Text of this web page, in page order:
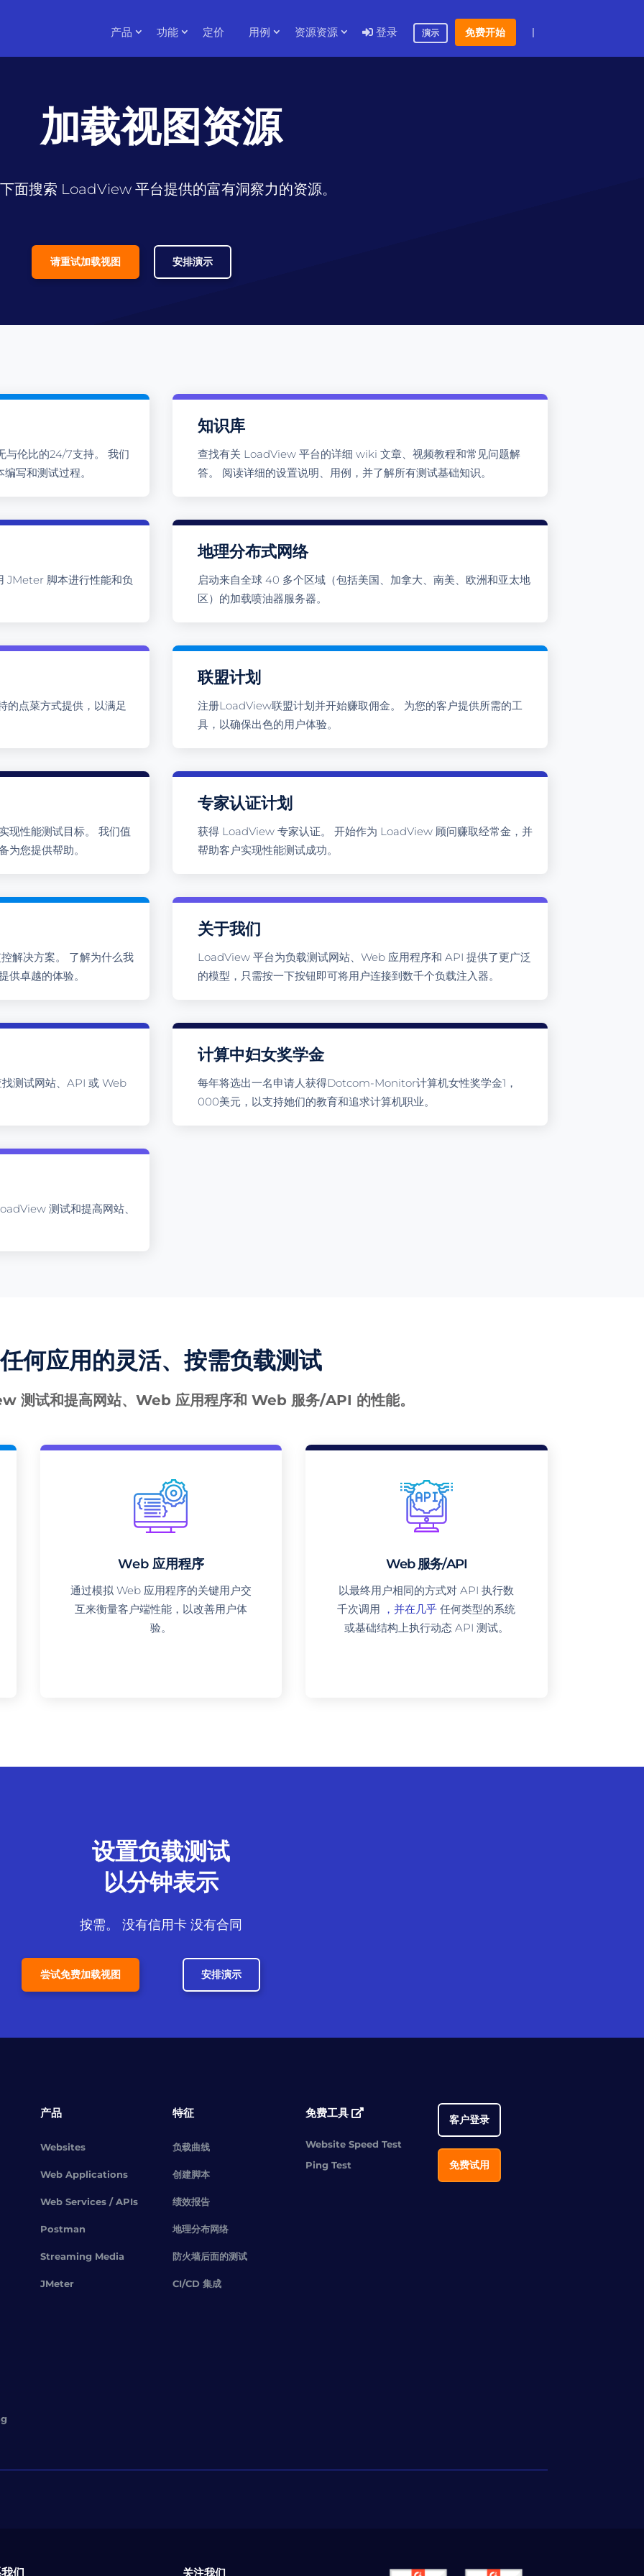
产品 功能 定价 用例 资源资源 登录 演示 免费开始 |
加载视图资源
面搜索 LoadView 平台提供的富有洞察力的资源。
请重试加载视图 安排演示
伦比的24/7支持。 我们
写和测试过程。
知识库
查找有关 LoadView 平台的详细 wiki 文章、视频教程和常见问题解
答。 阅读详细的设置说明、用例，并了解所有测试基础知识。
JMeter 脚本进行性能和负
地理分布式网络
启动来自全球 40 多个区域（包括美国、加拿大、南美、欧洲和亚太地
区）的加载喷油器服务器。
的点菜方式提供，以满足
联盟计划
注册LoadView联盟计划并开始赚取佣金。 为您的客户提供所需的工
具，以确保出色的用户体验。
现性能测试目标。 我们值
您提供帮助。
专家认证计划
获得 LoadView 专家认证。 开始作为 LoadView 顾问赚取经常金，并
帮助客户实现性能测试成功。
解决方案。 了解为什么我
卓越的体验。
关于我们
LoadView 平台为负载测试网站、Web 应用程序和 API 提供了更广泛
的模型，只需按一下按钮即可将用户连接到数千个负载注入器。
测试网站、API 或 Web
计算中妇女奖学金
每年将选出一名申请人获得Dotcom-Monitor计算机女性奖学金1，
000美元，以支持她们的教育和追求计算机职业。
测试和提高网站、
任何应用的灵活、按需负载测试
测试和提高网站、Web 应用程序和 Web 服务/API 的性能。
Web 应用程序
通过模拟 Web 应用程序的关键用户交
互来衡量客户端性能，以改善用户体
验。
Web 服务/API
以最终用户相同的方式对 API 执行数
千次调用 ，并在几乎 任何类型的系统
或基础结构上执行动态 API 测试。
设置负载测试
以分钟表示
按需。 没有信用卡 没有合同
尝试免费加载视图 安排演示
产品
Websites
Web Applications
Web Services / APIs
Postman
Streaming Media
JMeter
特征
负载曲线
创建脚本
绩效报告
地理分布网络
防火墙后面的测试
CI/CD 集成
免费工具
Website Speed Test
Ping Test
客户登录
免费试用
们 关注我们